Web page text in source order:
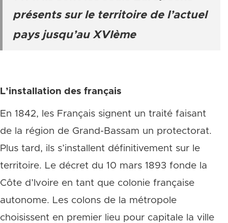
présents sur le territoire de l’actuel
pays jusqu’au XVIème
L’installation des français
En 1842, les Français signent un traité faisant
de la région de Grand-Bassam un protectorat.
Plus tard, ils s’installent définitivement sur le
territoire. Le décret du 10 mars 1893 fonde la
Côte d’Ivoire en tant que colonie française
autonome. Les colons de la métropole
choisissent en premier lieu pour capitale la ville